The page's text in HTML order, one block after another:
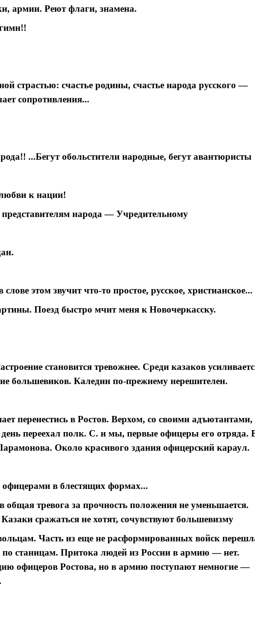
армии. Реют флаги, знамена.
страстью: счастье родины, счастье народа русского —
сопротивления...
...Бегут обольстители народные, бегут авантюристы
к нации!
народа — Учредительному
этом звучит что-то простое, русское, христианское...
Поезд быстро мчит меня к Новочеркасску.
становится тревожнее. Среди казаков
большевиков. Каледин по-прежнему нерешителен.
перенестись в Ростов. Верхом, со своими адъютантами,
переехал полк. С. и мы, первые офицеры его отряда.
Около красивого здания офицерский караул.
в блестящих формах...
общая тревога за прочность положения не уменьшается.
сражаться не хотят, сочувствуют большевизму
Часть из еще не расформированных войск
станицам. Притока людей из России в армию — нет.
офицеров Ростова, но в армию поступают немногие —